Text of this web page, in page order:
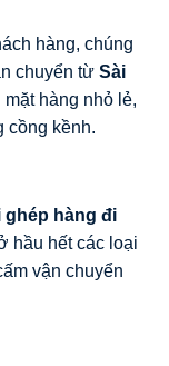
hàng, chúng
chuyển từ Sài
hàng nhỏ lẻ,
cồng kềnh.
ghép hàng đi
hầu hết các loại
vận chuyển